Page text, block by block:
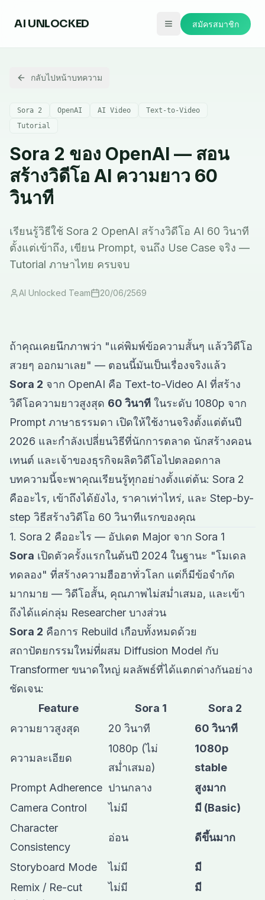
AI UNLOCKED สมัครสมาชิก
กลับไปหน้าบทความ
Sora 2 OpenAI AI Video
Text-to-Video
Tutorial
Sora 2 ของ OpenAI — สอน
สร้างวิดีโอ AI ความยาว 60
วินาที
เรียนรู้วิธีใช้ Sora 2 OpenAI สร้างวิดีโอ AI 60 วินาที
ตั้งแต่เข้าถึง, เขียน Prompt, จนถึง Use Case จริง —
Tutorial ภาษาไทย ครบจบ
AI Unlocked Team 20/06/2569
ถ้าคุณเคยนึกภาพว่า "แค่พิมพ์ข้อความสั้นๆ แล้ววิดีโอ
สวยๆ ออกมาเลย" — ตอนนี้มันเป็นเรื่องจริงแล้ว
Sora 2 จาก OpenAI คือ Text-to-Video AI ที่สร้าง
วิดีโอความยาวสูงสุด 60 วินาที ในระดับ 1080p จาก
Prompt ภาษาธรรมดา เปิดให้ใช้งานจริงตั้งแต่ต้นปี
2026 และกำลังเปลี่ยนวิธีที่นักการตลาด นักสร้างคอน
เทนต์ และเจ้าของธุรกิจผลิตวิดีโอไปตลอดกาล
บทความนี้จะพาคุณเรียนรู้ทุกอย่างตั้งแต่ต้น: Sora 2
คืออะไร, เข้าถึงได้ยังไง, ราคาเท่าไหร่, และ Step-by-
step วิธีสร้างวิดีโอ 60 วินาทีแรกของคุณ
1. Sora 2 คืออะไร — อัปเดต Major จาก Sora 1
Sora เปิดตัวครั้งแรกในต้นปี 2024 ในฐานะ "โมเดล
ทดลอง" ที่สร้างความฮือฮาทั่วโลก แต่ก็มีข้อจำกัด
มากมาย — วิดีโอสั้น, คุณภาพไม่สม่ำเสมอ, และเข้า
ถึงได้แค่กลุ่ม Researcher บางส่วน
Sora 2 คือการ Rebuild เกือบทั้งหมดด้วย
สถาปัตยกรรมใหม่ที่ผสม Diffusion Model กับ
Transformer ขนาดใหญ่ ผลลัพธ์ที่ได้แตกต่างกันอย่าง
ชัดเจน:
Feature
Sora 1
Sora 2
ความยาวสูงสุด
20 วินาที 60 วินาที
ความละเอียด
1080p (ไม่
สม่ำเสมอ)
1080p
stable
Prompt Adherence ปานกลาง
สูงมาก
Camera Control
ไม่มี
มี (Basic)
Character
Consistency
อ่อน ดีขึ้นมาก
Storyboard Mode ไม่มี
มี
Remix / Re-cut
ไม่มี
มี